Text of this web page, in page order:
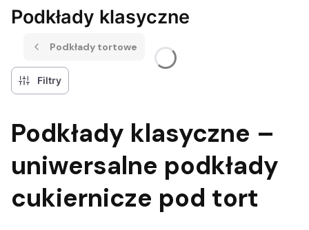
Podkłady klasyczne
Podkłady tortowe
Filtry
Podkłady klasyczne –
uniwersalne podkłady
cukiernicze pod tort